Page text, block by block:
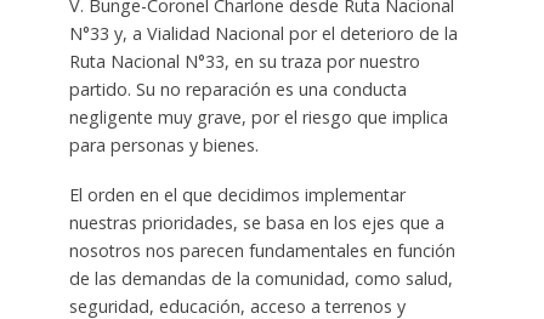
V. Bunge-Coronel Charlone desde Ruta Nacional
N°33 y, a Vialidad Nacional por el deterioro de la
Ruta Nacional N°33, en su traza por nuestro
partido. Su no reparación es una conducta
negligente muy grave, por el riesgo que implica
para personas y bienes.
El orden en el que decidimos implementar
nuestras prioridades, se basa en los ejes que a
nosotros nos parecen fundamentales en función
de las demandas de la comunidad, como salud,
seguridad, educación, acceso a terrenos y